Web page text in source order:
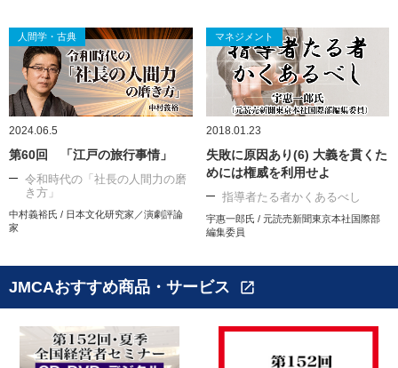
人間学・古典
2024.06.5
第60回 「江戸の旅行事情」
令和時代の「社長の人間力の磨
き方」
中村義裕氏 / 日本文化研究家／演劇評論
家
マネジメント
2018.01.23
失敗に原因あり(6) 大義を貫くた
めには権威を利用せよ
指導者たる者かくあるべし
宇惠一郎氏 / 元読売新聞東京本社国際部
編集委員
JMCAおすすめ商品・サービス open_in_new